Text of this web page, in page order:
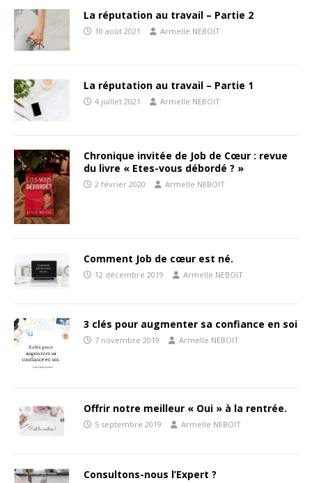
La réputation au travail – Partie 2
10 août 2021 Armelle NEBOIT
La réputation au travail – Partie 1
4 juillet 2021 Armelle NEBOIT
Chronique invitée de Job de Cœur : revue
du livre « Etes-vous débordé ? »
2 février 2020 Armelle NEBOIT
Comment Job de cœur est né.
12 décembre 2019 Armelle NEBOIT
3 clés pour augmenter sa confiance en soi
7 novembre 2019 Armelle NEBOIT
Offrir notre meilleur « Oui » à la rentrée.
5 septembre 2019 Armelle NEBOIT
Consultons-nous l’Expert ?